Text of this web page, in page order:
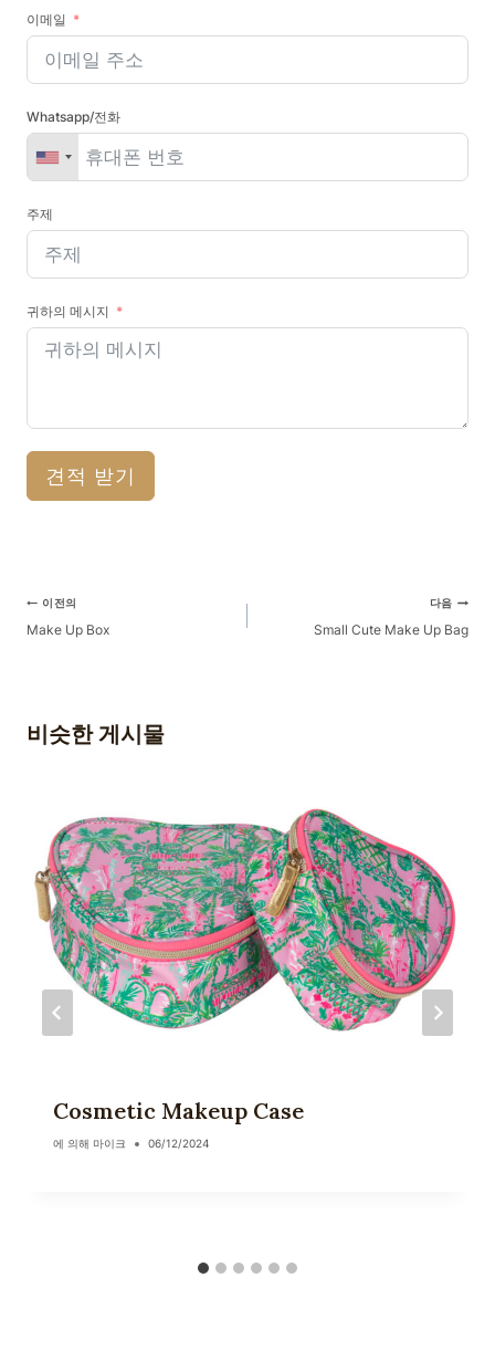
이메일
Whatsapp/전화
주제
귀하의 메시지
견적 받기
게
시
색
이전의
Make Up Box
다음
Small Cute Make Up Bag
비슷한 게시물
Cosmetic Makeup Case
에 의해 마이크 06/12/2024